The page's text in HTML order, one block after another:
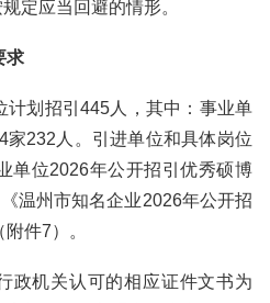
定应当回避的情形。
求
计划招引445人，其中：事业单
232人。引进单位和具体岗位
单位2026年公开招引优秀硕博
温州市知名企业2026年公开招
件7）。
政机关认可的相应证件文书为